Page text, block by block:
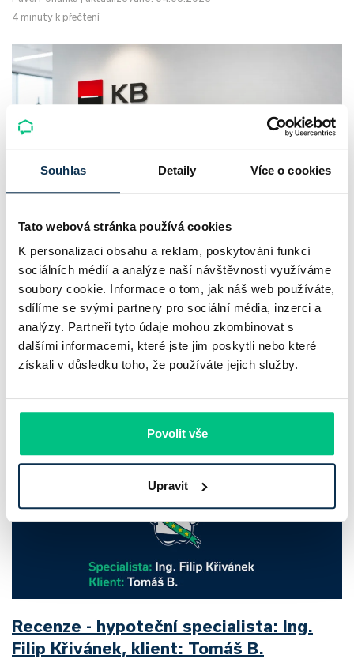
Souhlas Detaily Více o cookies
Tato webová stránka používá cookies
K personalizaci obsahu a reklam, poskytování funkcí
sociálních médií a analýze naší návštěvnosti využíváme
soubory cookie. Informace o tom, jak náš web používáte,
sdílíme se svými partnery pro sociální média, inzerci a
analýzy. Partneři tyto údaje mohou zkombinovat s
dalšími informacemi, které jste jim poskytli nebo které
získali v důsledku toho, že používáte jejich služby.
Povolit vše
Upravit
4 minuty k přečtení
Komerční banka: pokles zisku
neznamená slabší banku
Komerční banka nabízí docela plastický obrázek dnešního
bankovního trhu. Na jedné straně jí podle zadaného rámce
klesl zisk na 8,5 miliardy korun, na druhé ale dál výrazně
Pavel Pohanka|aktualizováno: 31.07.2026
Recenze - hypoteční specialista: Ing.
Filip Křivánek, klient: Tomáš B.